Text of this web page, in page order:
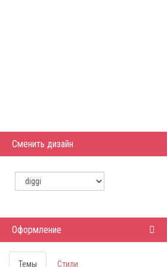
Сменить дизайн
Оформление
Темы Стили